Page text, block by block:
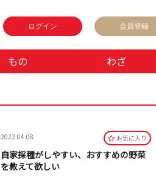
ログイン 会員登録
もの わざ
2022.04.08 お気に⼊り
自家採種がしやすい、おすすめの野菜
を教えて欲しい